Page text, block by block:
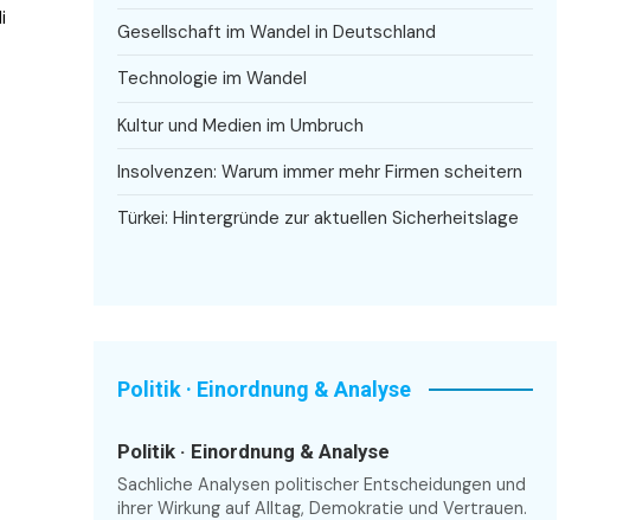
Gesellschaft im Wandel in Deutschland
Technologie im Wandel
Kultur und Medien im Umbruch
Insolvenzen: Warum immer mehr Firmen scheitern
Türkei: Hintergründe zur aktuellen Sicherheitslage
Politik · Einordnung & Analyse
Politik · Einordnung & Analyse
Sachliche Analysen politischer Entscheidungen und
ihrer Wirkung auf Alltag, Demokratie und Vertrauen.